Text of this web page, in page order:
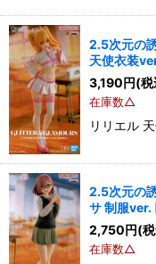
2.5次元の
天使衣装
3,190円(税
在庫数△
リリエル
2.5次元の
サ 制服ver.
2,750円(
在庫数△